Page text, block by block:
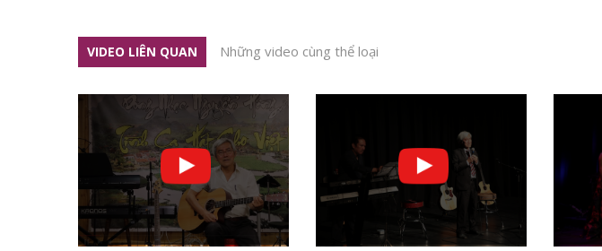
VIDEO LIÊN QUAN Những video cùng thể loại